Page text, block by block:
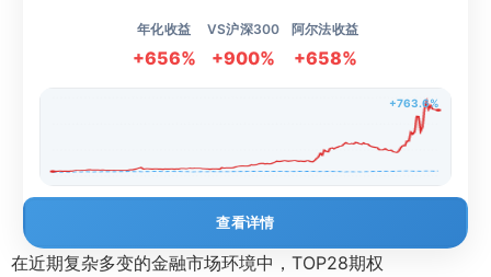
年化收益
+656%
VS沪深300
+900%
阿尔法收益
+658%
+763.6%
查看详情
在近期复杂多变的金融市场环境中，TOP28期权